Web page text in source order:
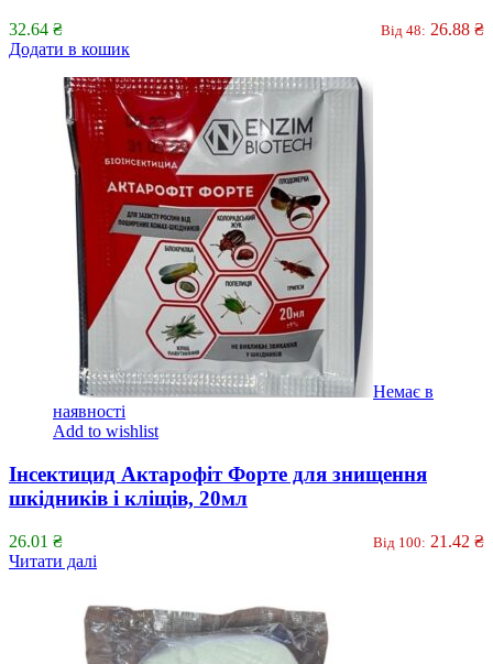
32.64 ₴ Від 48: 26.88 ₴
Додати в кошик
Немає в
наявності
Add to wishlist
Інсектицид Актарофіт Форте для знищення
шкідників і кліщів, 20мл
26.01 ₴ Від 100: 21.42 ₴
Читати далі